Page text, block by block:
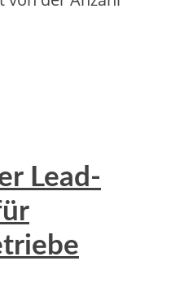
Lead-